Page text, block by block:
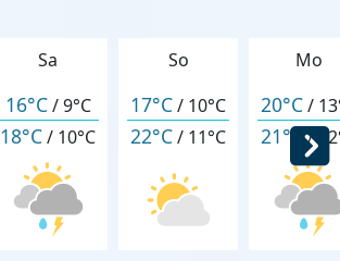
Sa
16°C/9°C
18°C/ 10°C
So
17°C/ 10°C
22°C/ 11°C
Mo
20°C/
21°C /